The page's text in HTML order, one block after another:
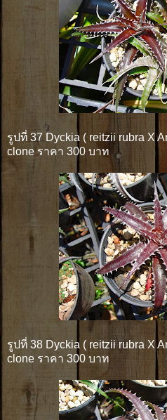
รูปที่ 37 Dyckia ( reitzii rubra X
clone ราคา 300 บาท
รูปที่ 38 Dyckia ( reitzii rubra X
clone ราคา 300 บาท